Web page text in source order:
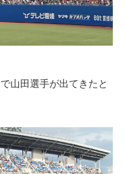
山田選手が出てきたと